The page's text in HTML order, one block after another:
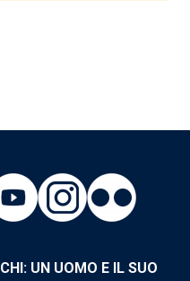
UN UOMO E IL SUO